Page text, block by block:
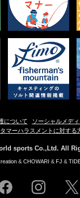
について
ソーシャルメデ
マーハラスメントに対する
sports Co.,Ltd. All
& CHOWARI & FJ &
facebook instagram